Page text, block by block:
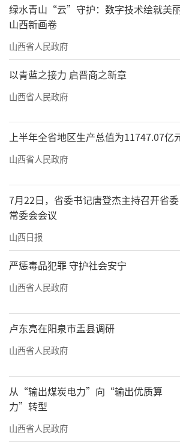
享；进一步推进互联网诊疗规
升公立医院诊疗水平、智慧医
立医院管理水平，三级公立医
大于1.1，出院患者四级手术比
均住院日低于9天。
持续开展“改善就医感受提
验”主题活动，重点推进“一号
惠民号、入出院“一站式”服
体化”诊疗、“一网通”就医支
结果互认等便民服务；以“全
行动”为主线，加强医疗质量
制类技术、介入技术、内镜技
重点，持续加强医疗技术临床
管；开展“进一步改善护理服
积极开展医院门诊护理、日间
理、上门护理、“互联网+护
足人民群众多元化护理服务需
逐步提高医护比例
持续推动儿科、重症等薄弱
升专科医疗服务能力，稳妥开展
绿水青山“云”守护：数字技术绘就美
山西新画卷
山西省人民政府
以青蓝之接力 启晋商之新章
山西省人民政府
上半年全省地区生产总值为11747.07亿
山西省人民政府
7月22日，省委书记唐登杰主持召开省委
常委会会议
山西日报
严惩毒品犯罪 守护社会安宁
山西省人民政府
卢东亮在阳泉市盂县调研
山西省人民政府
从“输出煤炭电力”向“输出优质算
力”转型
山西省人民政府